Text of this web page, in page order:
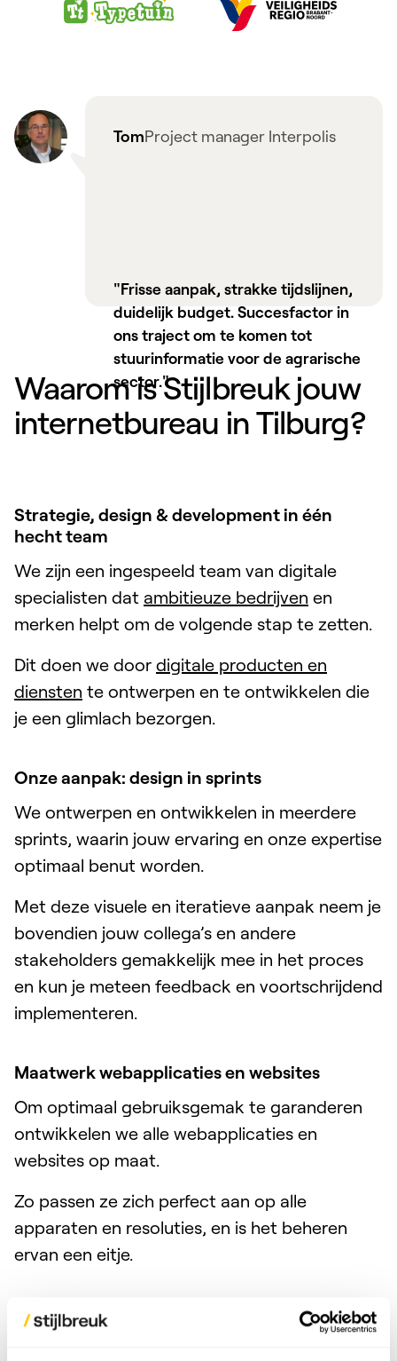
TomProject manager Interpolis
"Frisse aanpak, strakke tijdslijnen,
duidelijk budget. Succesfactor in
ons traject om te komen tot
stuurinformatie voor de agrarische
sector."
Waarom is Stijlbreuk jouw
internetbureau in Tilburg?
Strategie, design & development in één
hecht team
We zijn een ingespeeld team van digitale
specialisten dat ambitieuze bedrijven en
merken helpt om de volgende stap te zetten.
Dit doen we door digitale producten en
diensten te ontwerpen en te ontwikkelen die
je een glimlach bezorgen.
Onze aanpak: design in sprints
We ontwerpen en ontwikkelen in meerdere
sprints, waarin jouw ervaring en onze expertise
optimaal benut worden.
Met deze visuele en iteratieve aanpak neem je
bovendien jouw collega’s en andere
stakeholders gemakkelijk mee in het proces
en kun je meteen feedback en voortschrijdend
implementeren.
Maatwerk webapplicaties en websites
Om optimaal gebruiksgemak te garanderen
ontwikkelen we alle webapplicaties en
websites op maat.
Zo passen ze zich perfect aan op alle
apparaten en resoluties, en is het beheren
ervan een eitje.
Internetbureau in hartje Tilburg